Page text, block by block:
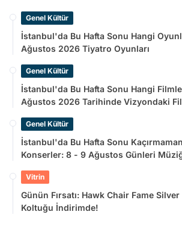
Genel Kültür
İstanbul'da Bu Hafta Sonu Hangi
Ağustos 2026 Tiyatro Oyunları
Genel Kültür
İstanbul'da Bu Hafta Sonu Hangi
Ağustos 2026 Tarihinde Vizyondaki
Genel Kültür
İstanbul'da Bu Hafta Sonu
Konserler: 8 - 9 Ağustos Günleri
Vitrin
Günün Fırsatı: Hawk Chair Fame
Koltuğu İndirimde!